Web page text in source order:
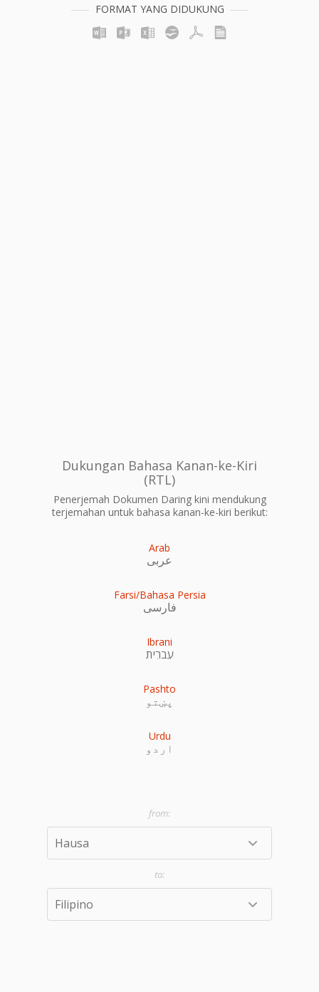
FORMAT YANG DIDUKUNG
Dukungan Bahasa Kanan-ke-Kiri
(RTL)
Penerjemah Dokumen Daring kini mendukung
terjemahan untuk bahasa kanan-ke-kiri berikut:
Arab
عربى
Farsi/Bahasa Persia
فارسی
Ibrani
עִברִית
Pashto
پښتو
Urdu
اردو